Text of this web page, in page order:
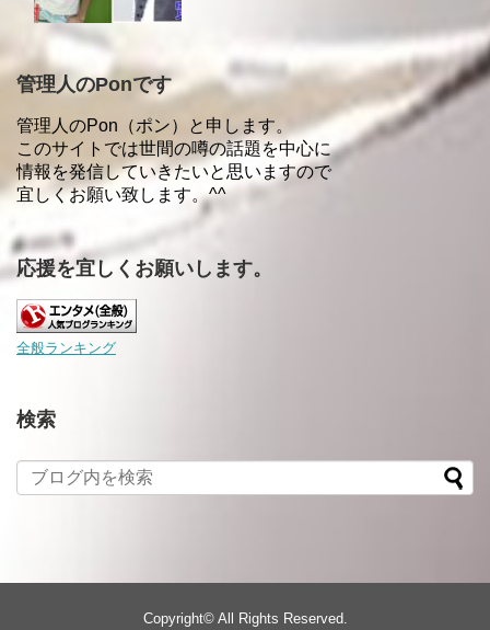
管理人のPonです
管理人のPon（ポン）と申します。
このサイトでは世間の噂の話題を中心に
情報を発信していきたいと思いますので
宜しくお願い致します。^^
応援を宜しくお願いします。
全般ランキング
検索
Copyright© All Rights Reserved.